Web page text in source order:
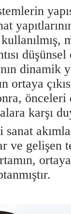
dinamik
önceleri
karşı
ve gelişen